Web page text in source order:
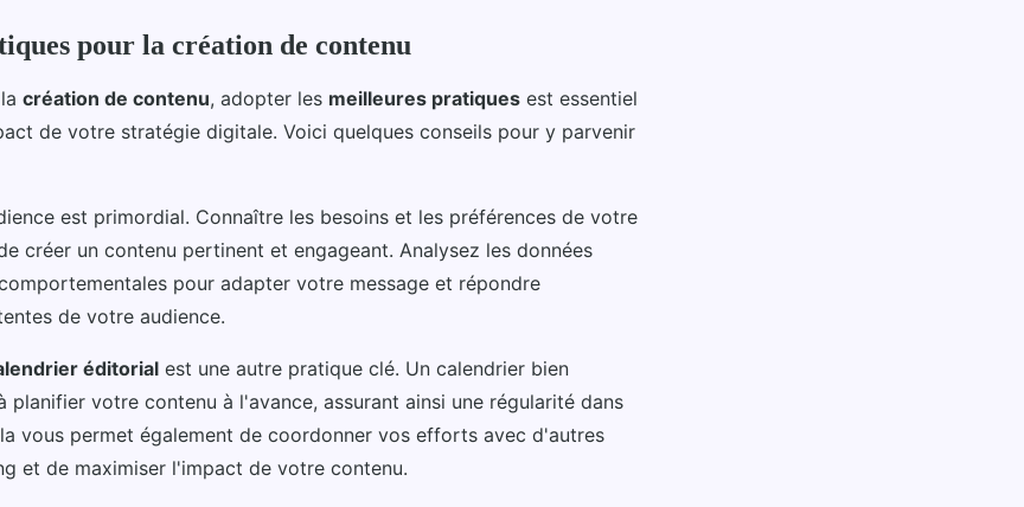
pour la création de contenu
création de contenu, adopter les meilleures pratiques est essentiel
de votre stratégie digitale. Voici quelques conseils pour y parvenir
est primordial. Connaître les besoins et les préférences de votre
créer un contenu pertinent et engageant. Analysez les données
pour adapter votre message et répondre
de votre audience.
éditorial est une autre pratique clé. Un calendrier bien
planifier votre contenu à l'avance, assurant ainsi une régularité dans
vous permet également de coordonner vos efforts avec d'autres
et de maximiser l'impact de votre contenu.